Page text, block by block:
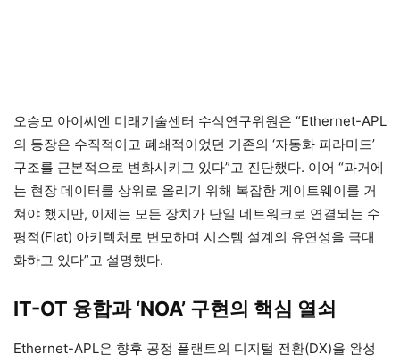
오승모 아이씨엔 미래기술센터 수석연구위원은 “Ethernet-APL
의 등장은 수직적이고 폐쇄적이었던 기존의 ‘자동화 피라미드’
구조를 근본적으로 변화시키고 있다”고 진단했다. 이어 “과거에
는 현장 데이터를 상위로 올리기 위해 복잡한 게이트웨이를 거
쳐야 했지만, 이제는 모든 장치가 단일 네트워크로 연결되는 수
평적(Flat) 아키텍처로 변모하며 시스템 설계의 유연성을 극대
화하고 있다”고 설명했다.
IT-OT 융합과 ‘NOA’ 구현의 핵심 열쇠
Ethernet-APL은 향후 공정 플랜트의 디지털 전환(DX)을 완성